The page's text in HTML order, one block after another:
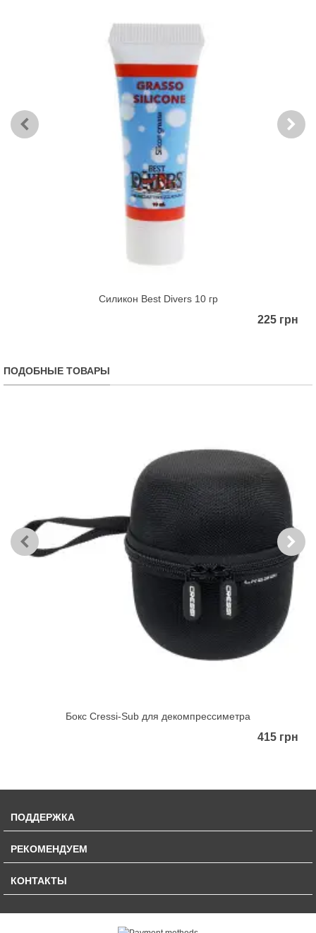
Силикон Best Divers 10 гр
225 грн
ПОДОБНЫЕ ТОВАРЫ
Бокс Сressi-Sub для декомпрессиметра
415 грн
ПОДДЕРЖКА
РЕКОМЕНДУЕМ
КОНТАКТЫ